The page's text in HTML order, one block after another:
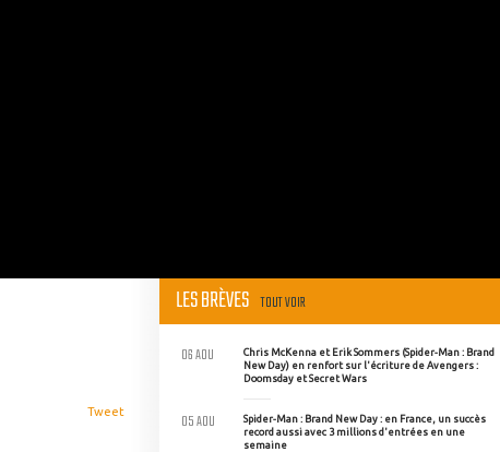
Tweet
LES BRÈVES TOUT VOIR
Chris McKenna et Erik Sommers (Spider-Man : Brand
New Day) en renfort sur l'écriture de Avengers :
Doomsday et Secret Wars
06 AOU
Spider-Man : Brand New Day : en France, un succès
record aussi avec 3 millions d'entrées en une
semaine
05 AOU